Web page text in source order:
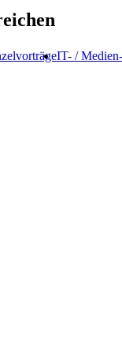
IT- /